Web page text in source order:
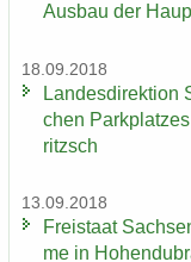
Aus­bau der
18.09.2018
Lan­des­di­rek­ti­on
chen
ritzsch
13.09.2018
Frei­staat
me in